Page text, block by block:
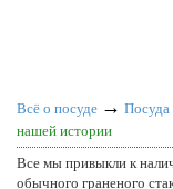
Всё о посуде → Посуда
нашей истории
Все мы привыкли к
обычного граненого